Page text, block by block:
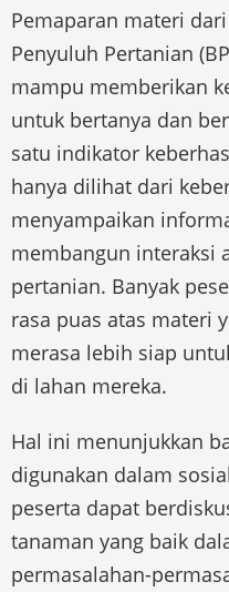
Pemaparan materi
Penyuluh Pertanian
mampu memberikan
untuk bertanya dan
satu indikator
hanya dilihat dari
menyampaikan
membangun interaksi
pertanian. Banyak
rasa puas atas materi
merasa lebih siap
di lahan mereka.
Hal ini menunjukkan
digunakan dalam
peserta dapat
tanaman yang baik
permasalahan-